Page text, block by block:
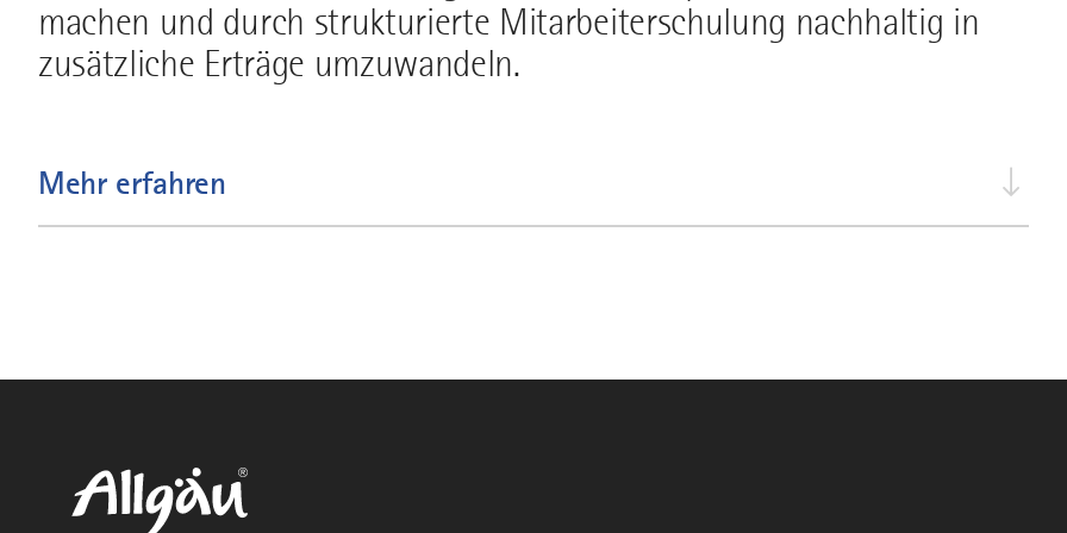
machen und durch strukturierte Mitarbeiterschulung nachhaltig in
zusätzliche Erträge umzuwandeln.
Mehr erfahren